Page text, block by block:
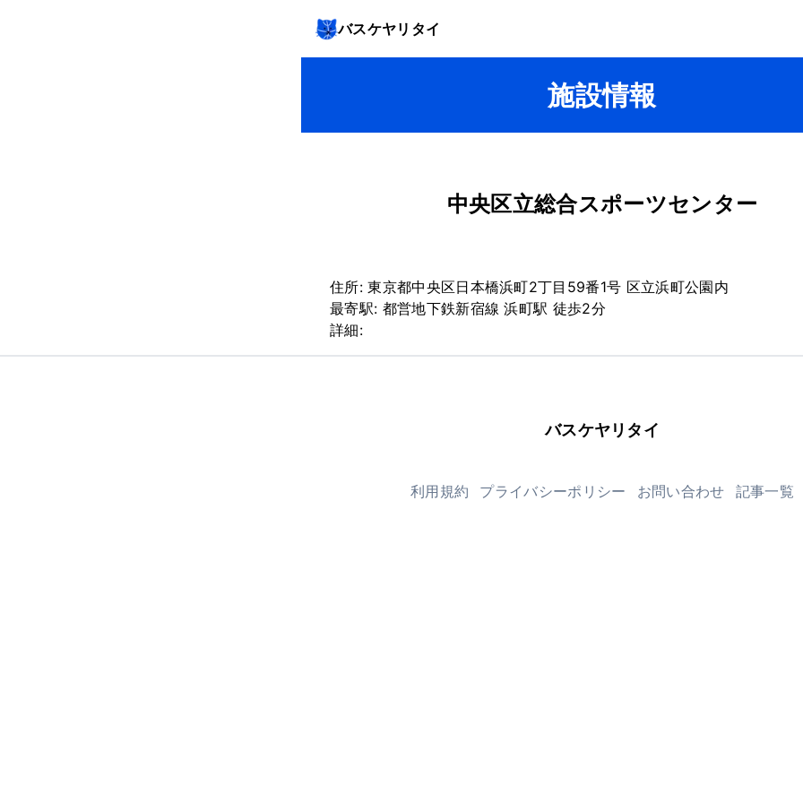
バスケヤリタイ
施設情報
中央区立総合スポーツセンター
住所:東京都中央区日本橋浜町2丁目59番1号 区立浜町公園内
最寄駅: 都営地下鉄新宿線 浜町駅 徒歩2分
詳細:
バスケヤリタイ
利用規約 プライバシーポリシー お問い合わせ 記事一覧